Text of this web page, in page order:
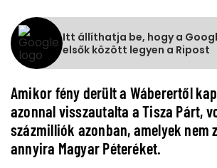
Itt állíthatja be, hogy a
elsők között legyen a Ripost
Amikor fény derült a Wáberertől
azonnal visszautalta a Tisza Párt,
százmilliók azonban, amelyek nem
annyira Magyar Péteréket.